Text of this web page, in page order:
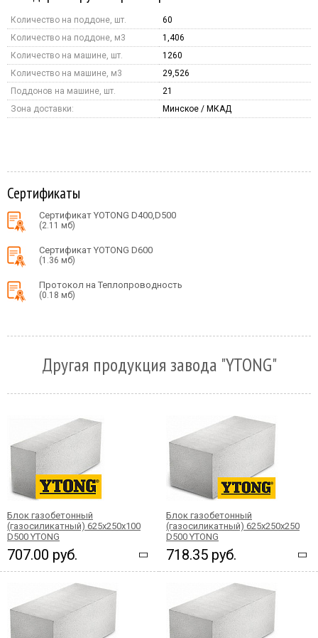
Количество на поддоне, шт.
60
Количество на поддоне, м3
1,406
Количество на машине, шт.
1260
Количество на машине, м3
29,526
Поддонов на машине, шт.
21
Зона доставки:
Минское / МКАД
Сертификаты
Сертификат YOTONG D400,D500
(2.11 мб)
Сертификат YOTONG D600
(1.36 мб)
Протокол на Теплопроводность
(0.18 мб)
Другая продукция завода "YTONG"
Блок газобетонный
(газосиликатный) 625x250x100
D500 YTONG
707.00 руб.
Блок газобетонный
(газосиликатный) 625x250x250
D500 YTONG
718.35 руб.